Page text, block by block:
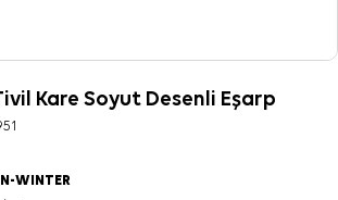
Kare Soyut Desenli Eşarp
WINTER